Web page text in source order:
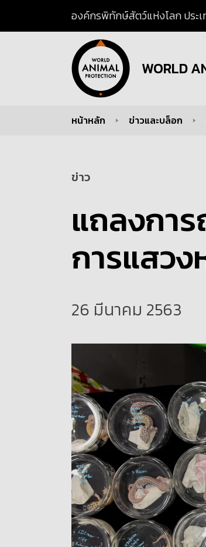
องค์กรพิทักษ์สัตว์แห่งโลก ประเ
WORLD
You are here:หน้าหลัก ข่าวและบล็อก
แถลงกา
การแสว
ข่าว
26 มีนาคม 2563